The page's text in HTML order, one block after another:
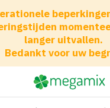
langer uitvallen.
Bedankt voor uw